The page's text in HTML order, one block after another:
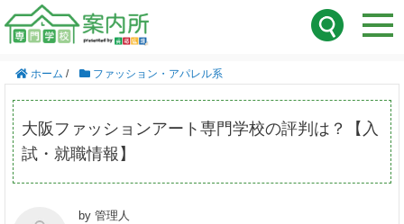
ホーム / ファッション・アパレル系
大阪ファッションアート専門学校の評判は？【入
試・就職情報】
by 管理人